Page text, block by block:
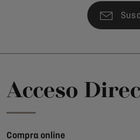
Acceso
Compra online